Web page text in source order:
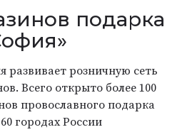
подарка
развивает розничную сеть
Всего открыто более 100
провославного подарка
городах России